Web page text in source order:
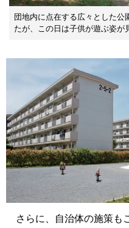
団地内に点在する広々とした公
たが、この日は子供が遊ぶ姿が
さらに、自治体の施策も